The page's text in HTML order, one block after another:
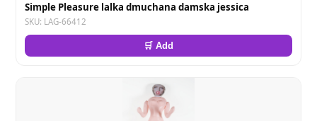
Simple Pleasure lalka dmuchana damska jessica
SKU: LAG-66412
🛒 Add